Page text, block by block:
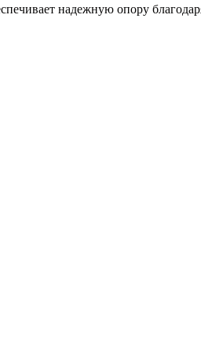
надежную опору